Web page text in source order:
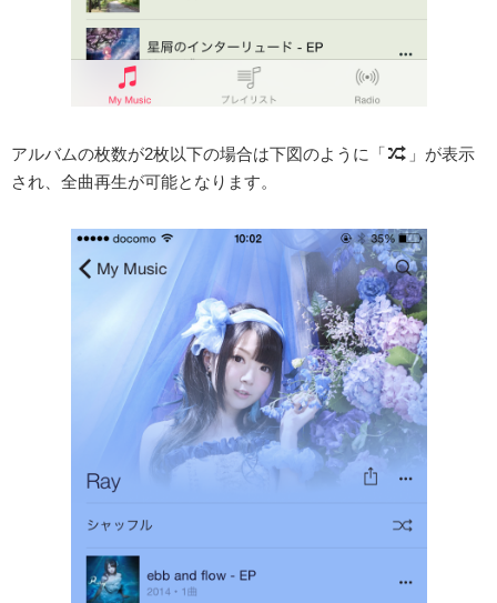
アルバムの枚数が2枚以下の場合は下図のように「
」が表示
され、全曲再生が可能となります。